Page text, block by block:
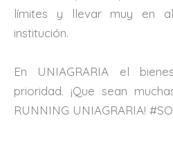
límites y llevar muy en
institución.
En UNIAGRARIA el
prioridad. ¡Que sean
RUNNING UNIAGRARIA!